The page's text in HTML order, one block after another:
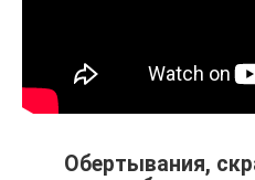
Обертывания,